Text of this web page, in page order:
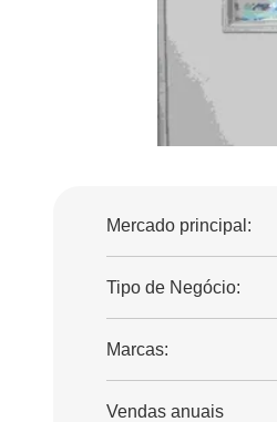
Mercado principal:
Tipo de Negócio:
Marcas:
Vendas anuais